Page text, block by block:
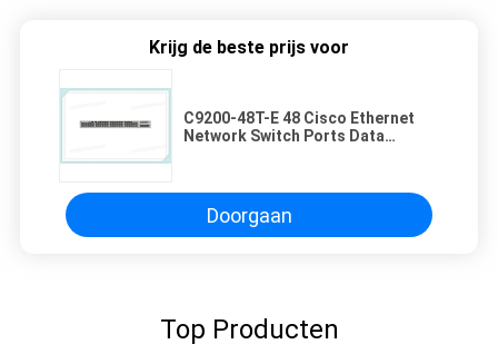
Krijg de beste prijs voor
C9200-48T-E 48 Cisco Ethernet
Network Switch Ports Data
Doorgaan
Top Producten